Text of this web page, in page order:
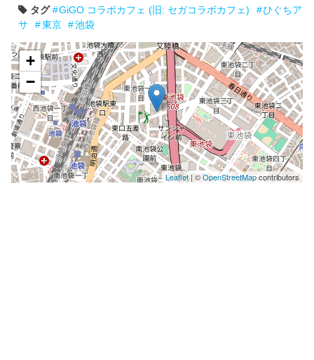
タグ GiGO コラボカフェ (旧: セガコラボカフェ)
ひぐちア
サ
東京 池袋
+
−
Leaflet| ©OpenStreetMapcontributors